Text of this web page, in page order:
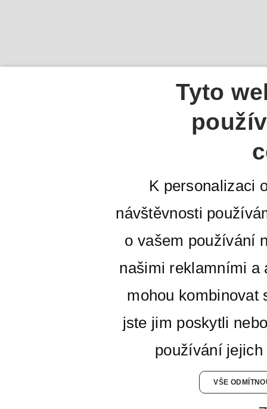
Tyto
K personalizaci
návštěvnosti
o vašem používání
našimi reklamními a
mohou kombinovat
jste jim poskytli
používání
VŠE